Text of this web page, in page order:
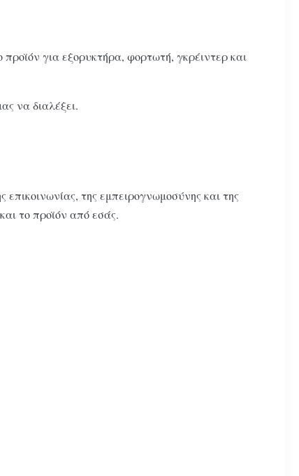
για εξορυκτήρα, φορτωτή, γκρέιντερ και
να διαλέξει.
της εμπειρογνωμοσύνης και της
το προϊόν από εσάς.